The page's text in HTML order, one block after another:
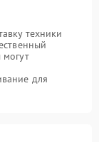
техники
для